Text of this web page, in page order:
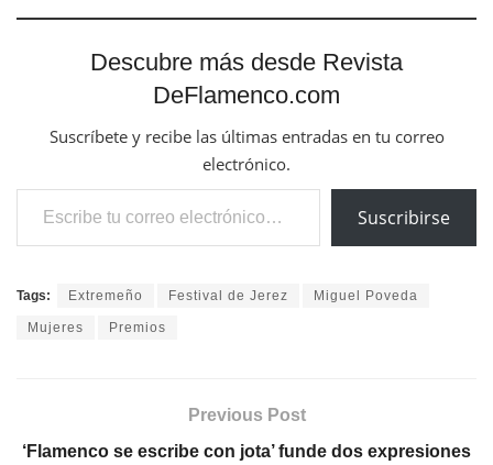
Descubre más desde Revista
DeFlamenco.com
Suscríbete y recibe las últimas entradas en tu correo
electrónico.
Escribe tu correo electrónico…
Suscribirse
Tags: Extremeño Festival de Jerez Miguel Poveda
Mujeres Premios
Previous Post
‘Flamenco se escribe con jota’ funde dos expresiones